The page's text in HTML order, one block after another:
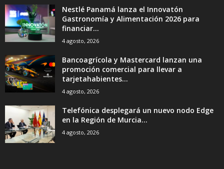
Nestlé Panamá lanza el Innovatón
Gastronomía y Alimentación 2026 para
financiar...
4 agosto, 2026
Bancoagrícola y Mastercard lanzan una
promoción comercial para llevar a
tarjetahabientes...
4 agosto, 2026
Telefónica desplegará un nuevo nodo Edge
en la Región de Murcia...
4 agosto, 2026